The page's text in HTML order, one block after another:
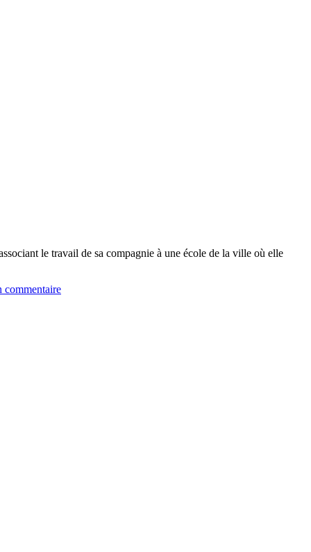
le travail de sa compagnie à une école de la ville où elle
commentaire